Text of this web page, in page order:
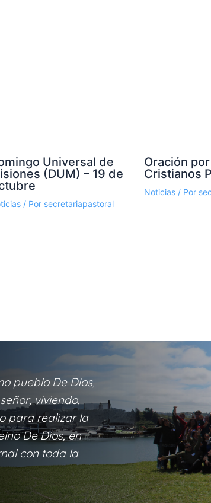
Universal de
(DUM) – 19 de
/ Por secretariapastoral
Oración
Cristianos
Noticias / Por
pueblo De Dios,
viviendo,
para realizar la
De Dios, en
con toda la